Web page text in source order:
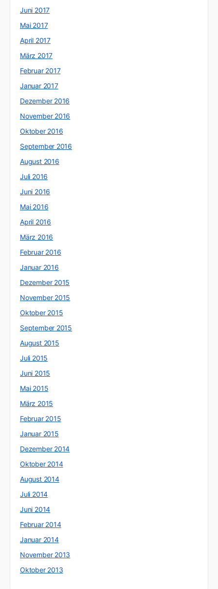
Juni 2017
Mai 2017
April 2017
März 2017
Februar 2017
Januar 2017
Dezember 2016
November 2016
Oktober 2016
September 2016
August 2016
Juli 2016
Juni 2016
Mai 2016
April 2016
März 2016
Februar 2016
Januar 2016
Dezember 2015
November 2015
Oktober 2015
September 2015
August 2015
Juli 2015
Juni 2015
Mai 2015
März 2015
Februar 2015
Januar 2015
Dezember 2014
Oktober 2014
August 2014
Juli 2014
Juni 2014
Februar 2014
Januar 2014
November 2013
Oktober 2013